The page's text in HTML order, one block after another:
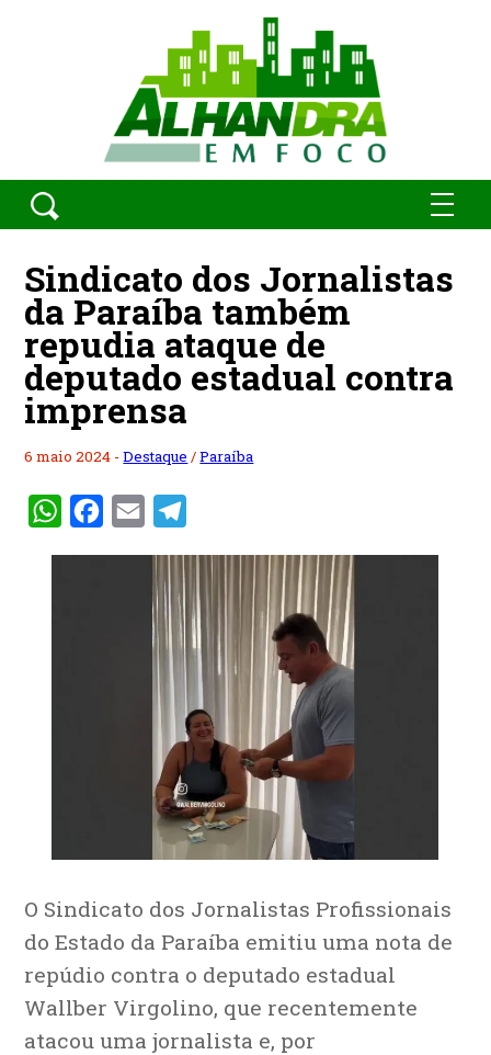
Sindicato dos Jornalistas
da Paraíba também
repudia ataque de
deputado estadual contra
imprensa
6 maio 2024 -Destaque /Paraíba
WhatsAppFacebook
Email
O Sindicato dos Jornalistas Profissionais
do Estado da Paraíba emitiu uma nota de
repúdio contra o deputado estadual
Wallber Virgolino, que recentemente
atacou uma jornalista e, por